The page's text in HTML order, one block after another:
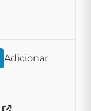
Adicionar